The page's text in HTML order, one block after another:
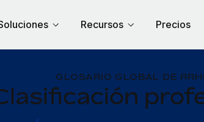
Recursos Precios
GLOSARIO GLOBAL DE